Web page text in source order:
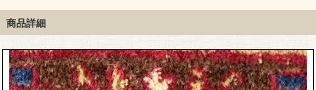
ャ
商品詳細